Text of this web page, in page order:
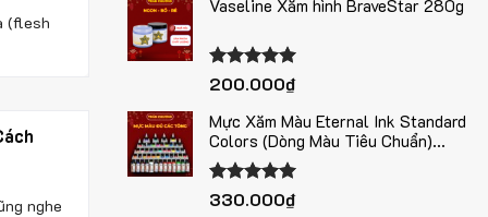
(flesh
nghe
Vaseline Xăm hình BraveStar 280g
Được xếp
5 sao
200.000₫
Mực Xăm Màu Eternal Ink Standard
Colors (Dòng Màu Tiêu Chuẩn)
1oz/30ml Chính Hãng Mỹ – Tự Chọn
Màu
Được xếp
330.000₫